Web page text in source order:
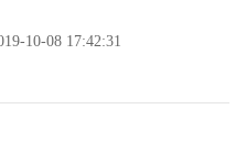
10-08 17:42:31